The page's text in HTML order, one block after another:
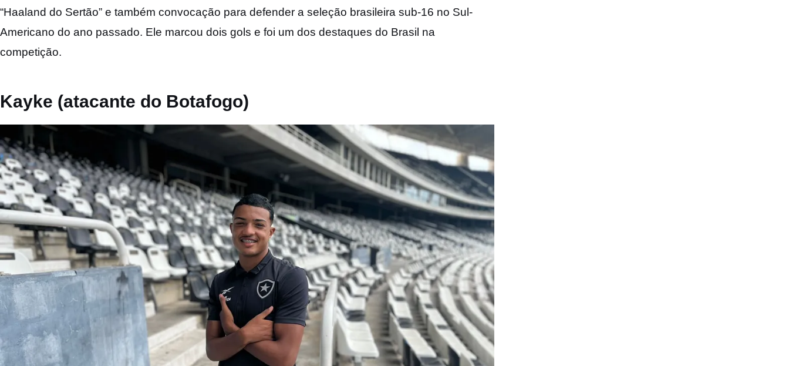
“Haaland do Sertão” e também convocação para defender a seleção brasileira sub-16 no Sul-
Americano do ano passado. Ele marcou dois gols e foi um dos destaques do Brasil na
competição.
Kayke (atacante do Botafogo)